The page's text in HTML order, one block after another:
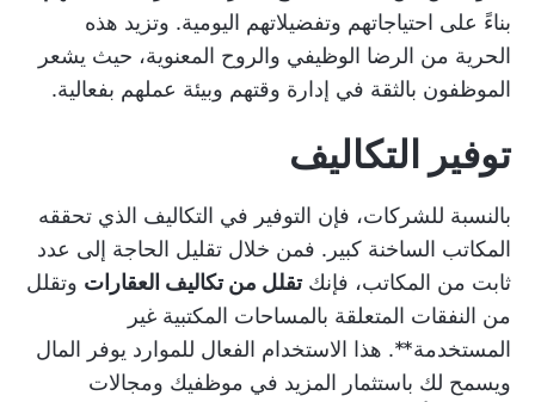
بناءً على احتياجاتهم وتفضيلاتهم اليومية. وتزيد هذه
الحرية من الرضا الوظيفي والروح المعنوية، حيث يشعر
الموظفون بالثقة في إدارة وقتهم وبيئة عملهم بفعالية.
توفير التكاليف
بالنسبة للشركات، فإن التوفير في التكاليف الذي تحققه
المكاتب الساخنة كبير. فمن خلال تقليل الحاجة إلى عدد
ثابت من المكاتب، فإنكتقلل من تكاليف العقارات وتقلل
من النفقات المتعلقة بالمساحات المكتبية غير
المستخدمة**. هذا الاستخدام الفعال للموارد يوفر المال
ويسمح لك باستثمار المزيد في موظفيك ومجالات